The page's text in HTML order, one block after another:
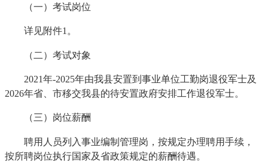
（一）考试岗位
详见附件1。
（二）考试对象
2021年-2025年由我县安置到事业单位工勤岗退役军士及
2026年省、市移交我县的待安置政府安排工作退役军士。
（三）岗位薪酬
聘用人员列入事业编制管理岗，按规定办理聘用手续，
按所聘岗位执行国家及省政策规定的薪酬待遇。